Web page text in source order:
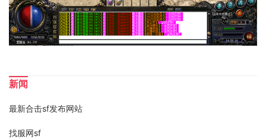
新闻
最新合击sf发布网站
找服网sf